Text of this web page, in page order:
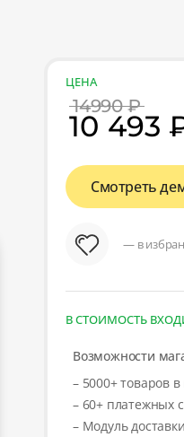
ЦЕНА
14990 ₽
10 493
Смотреть
— в
В СТОИМОСТЬ
Возможности
– 5000+ товаров
– 60+ платежных
– Модуль